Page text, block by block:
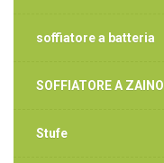
soffiatore a batteria
SOFFIATORE A ZAINO
Stufe